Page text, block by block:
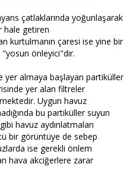
çatlaklarında yoğunlaşarak
hale getiren
kurtulmanın çaresi ise yine bir
"yosun önleyici"dir.
yer almaya başlayan partiküller
yer alan filtreler
Uygun havuz
bu partiküller suyun
havuz aydınlatmaları
bir görüntüye de sebep
ise gerekli önlem
hava akciğerlere zarar